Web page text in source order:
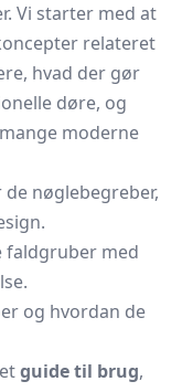
Vi starter med at
relateret
hvad der gør
døre, og
moderne
nøglebegreber,
faldgruber med
og hvordan de
guide til brug,